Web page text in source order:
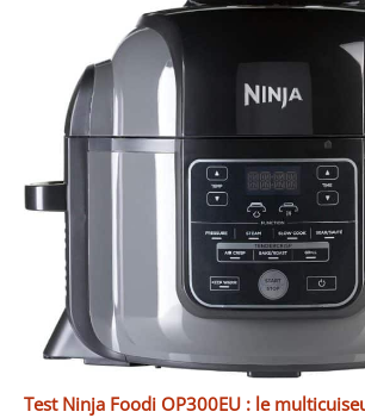
Test Ninja Foodi OP300EU : le